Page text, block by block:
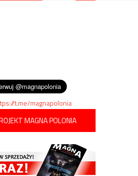
t.me/magnapolonia
MAGNA POLONIA